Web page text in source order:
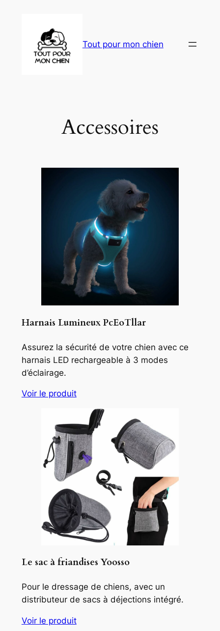
Tout pour mon chien
Accessoires
Harnais Lumineux PcEoTllar
Assurez la sécurité de votre chien avec ce
harnais LED rechargeable à 3 modes
d’éclairage.
Voir le produit
Le sac à friandises Yoosso
Pour le dressage de chiens, avec un
distributeur de sacs à déjections intégré.
Voir le produit